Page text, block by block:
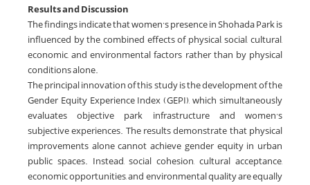
Results and Discussion
The findings indicate that women’s presence in Shohada Park is
influenced by the combined effects of physical, social, cultural,
economic, and environmental factors rather than by physical
conditions alone.
The principal innovation of this study is the development of the
Gender Equity Experience Index (GEPI), which simultaneously
evaluates objective park infrastructure and women’s
subjective experiences. The results demonstrate that physical
improvements alone cannot achieve gender equity in urban
public spaces. Instead, social cohesion, cultural acceptance,
economic opportunities, and environmental quality are equally